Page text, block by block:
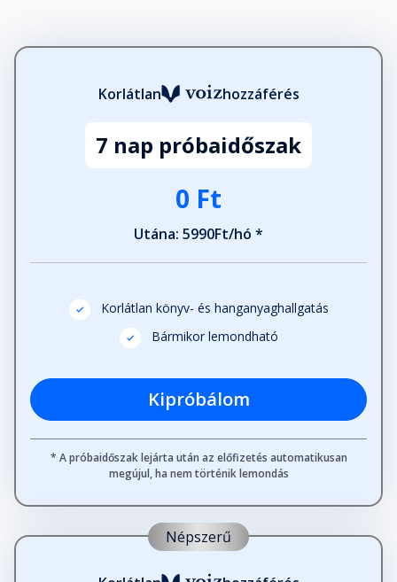
Korlátlan hozzáférés
7 nap próbaidőszak
0 Ft
Utána: 5990Ft/hó *
Korlátlan könyv- és hanganyaghallgatás
Bármikor lemondható
Kipróbálom
* A próbaidőszak lejárta után az előfizetés automatikusan
megújul, ha nem történik lemondás
Népszerű